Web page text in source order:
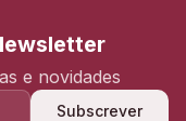
e novidades
Subscrever